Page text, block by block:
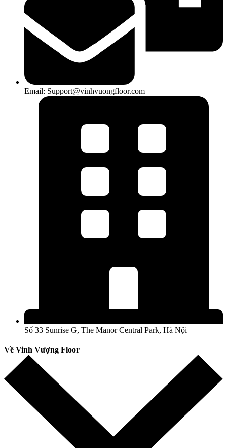
Email: Support@vinhvuongfloor.com
Số 33 Sunrise G, The Manor Central Park, Hà Nội
Về Vinh Vượng Floor